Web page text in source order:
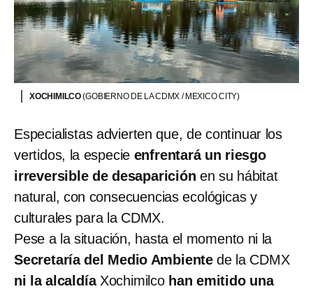
XOCHIMILCO(GOBIERNO DE LA CDMX / MEXICO CITY)
Especialistas advierten que, de continuar los
vertidos, la especie enfrentará un riesgo
irreversible de desaparición en su hábitat
natural, con consecuencias ecológicas y
culturales para la CDMX.
Pese a la situación, hasta el momento ni la
Secretaría del Medio Ambiente de la CDMX
ni la alcaldíaXochimilco han emitido una